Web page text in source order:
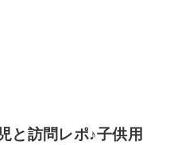
と訪問レポ♪子供用